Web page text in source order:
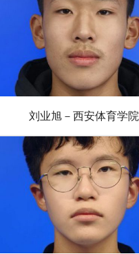
刘业旭－西安体育学院